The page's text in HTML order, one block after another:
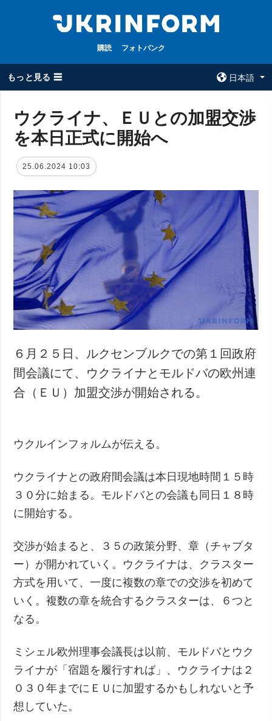
購読 フォトバンク
もっと見る ☰
日本語
全てのトピック
被占領地
政治
経済・復興
社会・文化
スポーツ
犯罪
事故・緊急事態
ウクルインフォ
コンタクト
特集
インタビュー
写真
購読
フォトバンク
ウクライナ、ＥＵとの加盟交渉
を本日正式に開始へ
25.06.2024 10:03
６月２５日、ルクセンブルクでの第１回政府
間会議にて、ウクライナとモルドバの欧州連
合（ＥＵ）加盟交渉が開始される。
ウクルインフォルムが伝える。
ウクライナとの政府間会議は本日現地時間１５時
３０分に始まる。モルドバとの会議も同日１８時
に開始する。
交渉が始まると、３５の政策分野、章（チャプタ
ー）が開かれていく。ウクライナは、クラスター
方式を用いて、一度に複数の章での交渉を初めて
いく。複数の章を統合するクラスターは、６つと
なる。
ミシェル欧州理事会議長は以前、モルドバとウク
ライナが「宿題を履行すれば」、ウクライナは２
０３０年までにＥＵに加盟するかもしれないと予
想していた。